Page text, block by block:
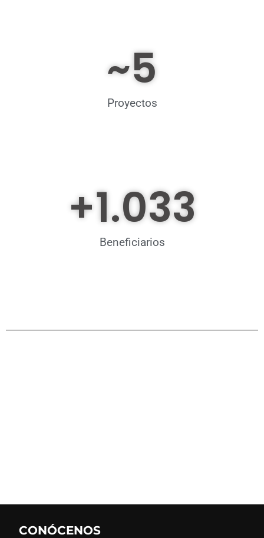
Proyectos
~5
Beneficiarios
+1.033
CONÓCENOS